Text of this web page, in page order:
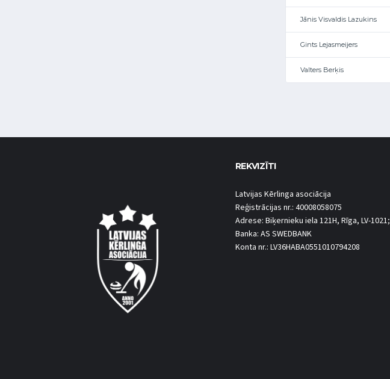
Jānis Visvaldis Lazukins
Gints Lejasmeijers
Valters Berķis
REKVIZĪTI
Latvijas Kērlinga asociācija
Reģistrācijas nr.: 40008058075
Adrese: Biķernieku iela 121H, Rīga, LV-1021;
Banka: AS SWEDBANK
Konta nr.: LV36HABA0551010794208